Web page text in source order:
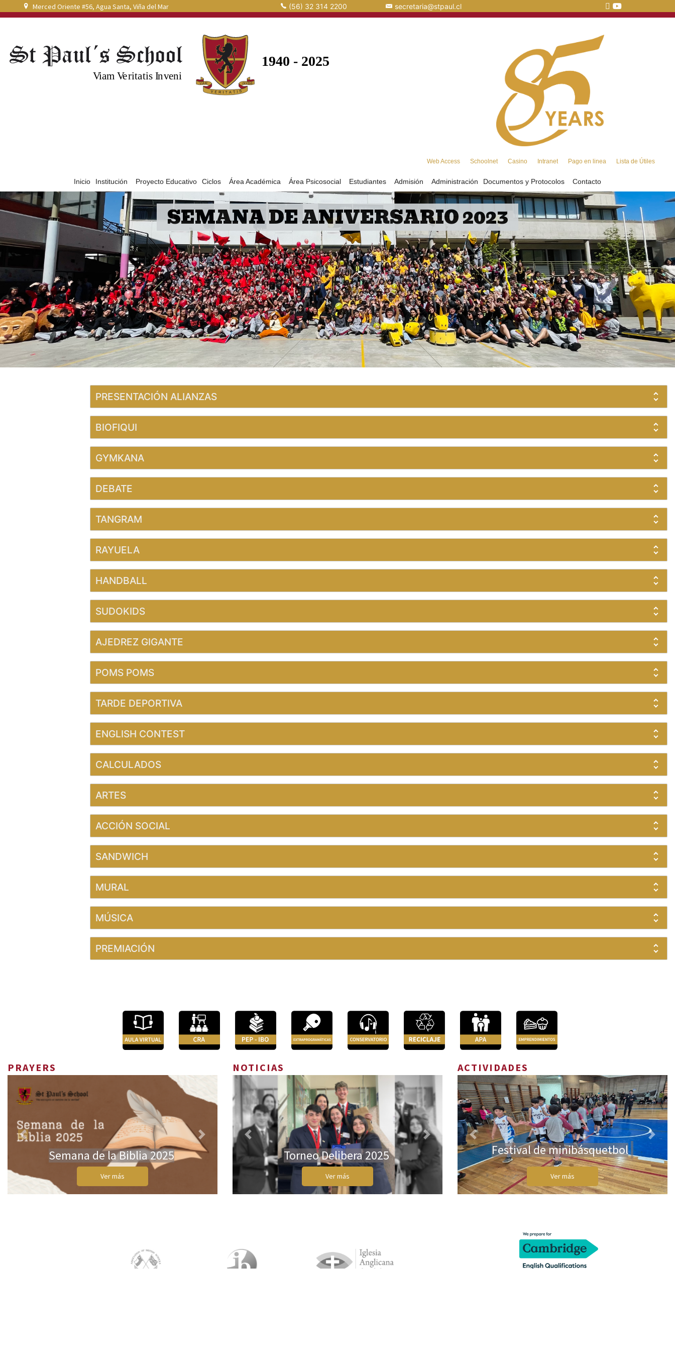
Merced Oriente #56, Agua Santa, Viña del Mar (56) 32 314 2200 secretaria@stpaul.cl
Web Access Schoolnet Casino Intranet Pago en linea Lista de Útiles
Inicio Institución Proyecto Educativo Ciclos Área Académica Área Psicosocial Estudiantes Admisión Administración Documentos y Protocolos Contacto
SEMANA DE ANIVERSARIO 2023
PRESENTACIÓN ALIANZAS
BIOFIQUI
GYMKANA
DEBATE
TANGRAM
RAYUELA
HANDBALL
SUDOKIDS
AJEDREZ GIGANTE
POMS POMS
TARDE DEPORTIVA
ENGLISH CONTEST
CALCULADOS
ARTES
ACCIÓN SOCIAL
SANDWICH
MURAL
MÚSICA
PREMIACIÓN
PRAYERS
Semana de la Biblia 2025
Ver más
Previous Next
NOTICIAS
Torneo Delibera 2025
Ver más
Previous Next
ACTIVIDADES
Festival de minibásquetbol
Ver más
Previous Next